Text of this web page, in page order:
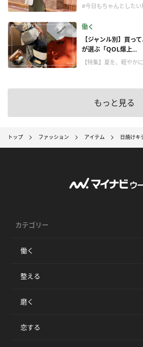
#今日もちゃんとしたい
働く
【ジャンル別】買
が選ぶ「QOL爆上...
【特集】夏を、軽やか
もっと見る
トップ ファッション アイテム 日焼けキ
カテゴリー
働く
整える
磨く
恋する